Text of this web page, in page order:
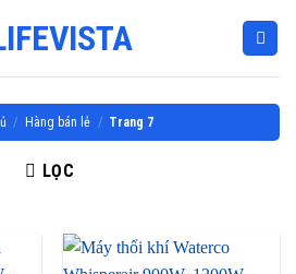
/ Hàng bán lẻ / Trang 7
LỌC